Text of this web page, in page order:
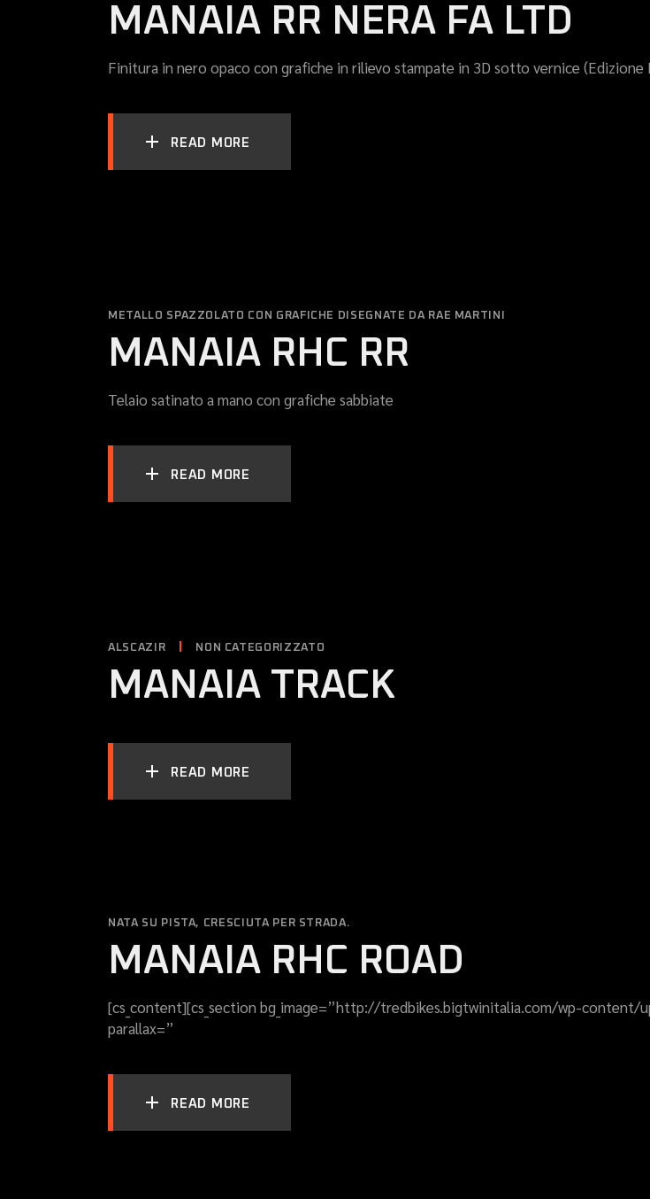
MANAIA RR NERA FA LTD
Finitura in nero opaco con grafiche in rilievo stampate in 3D sotto vernice
READ MORE
METALLO SPAZZOLATO CON GRAFICHE DISEGNATE DA RAE MARTINI
MANAIA RHC RR
Telaio satinato a mano con grafiche sabbiate
READ MORE
ALSCAZIR NON CATEGORIZZATO
MANAIA TRACK
READ MORE
NATA SU PISTA, CRESCIUTA PER STRADA.
MANAIA RHC ROAD
[cs_content][cs_section bg_image=”http://tredbikes.bigtwinitalia.com/wp-content/
parallax=”
READ MORE